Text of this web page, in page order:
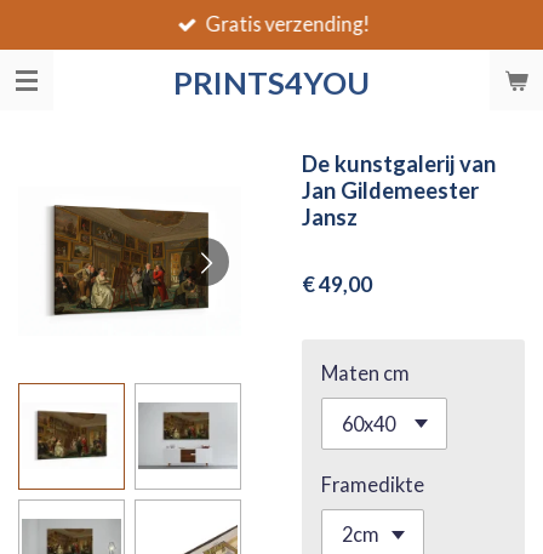
direct
naar
PRINTS4YOU
Gratis verzending!
De kunstgalerij van
Jan Gildemeester
Jansz
€ 49,00
Maten cm
Framedikte